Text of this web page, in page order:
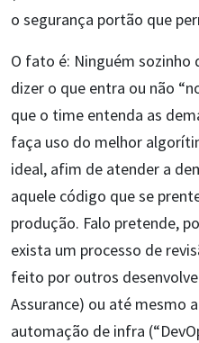
o segurança portão que
O fato é: Ninguém sozinho
dizer o que entra ou não
que o time entenda as
faça uso do melhor
ideal, afim de atender a
aquele código que se
produção. Falo pretende,
exista um processo de
feito por outros
Assurance) ou até mesmo
automação de infra